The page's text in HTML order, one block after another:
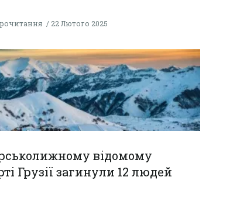
22 Лютого 2025
відомому
Грузії загинули 12 людей